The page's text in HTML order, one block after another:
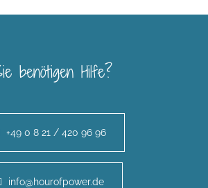
benötigen Hilfe?
+49 0 8 21 / 420 96 96
info@hourofpower.de